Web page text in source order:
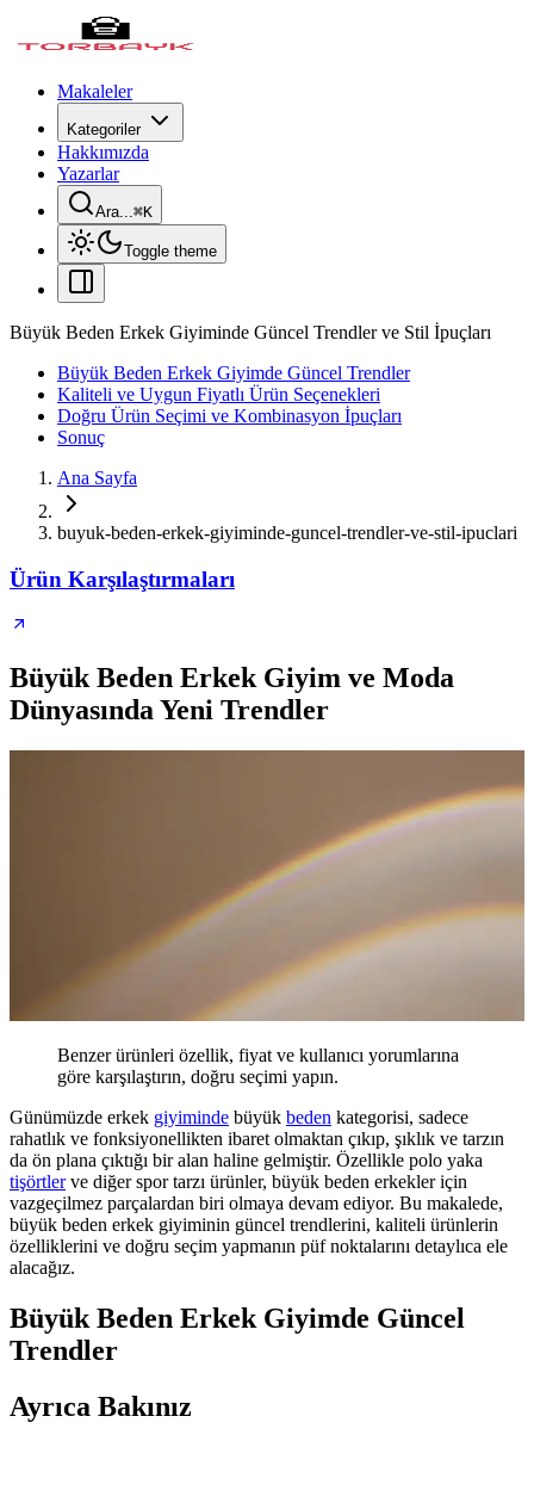
Makaleler
Kategoriler
Hakkımızda
Yazarlar
Ara...⌘K
Toggle theme
Büyük Beden Erkek Giyiminde Güncel Trendler ve Stil İpuçları
Büyük Beden Erkek Giyimde Güncel Trendler
Kaliteli ve Uygun Fiyatlı Ürün Seçenekleri
Doğru Ürün Seçimi ve Kombinasyon İpuçları
Sonuç
Ana Sayfa
buyuk-beden-erkek-giyiminde-guncel-trendler-ve-stil-ipuclari
Ürün Karşılaştırmaları
Büyük Beden Erkek Giyim ve Moda
Dünyasında Yeni Trendler
Benzer ürünleri özellik, fiyat ve kullanıcı yorumlarına
göre karşılaştırın, doğru seçimi yapın.
Günümüzde erkek giyiminde büyük beden kategorisi, sadece
rahatlık ve fonksiyonellikten ibaret olmaktan çıkıp, şıklık ve tarzın
da ön plana çıktığı bir alan haline gelmiştir. Özellikle polo yaka
tişörtlerve diğer spor tarzı ürünler, büyük beden erkekler için
vazgeçilmez parçalardan biri olmaya devam ediyor. Bu makalede,
büyük beden erkek giyiminin güncel trendlerini, kaliteli ürünlerin
özelliklerini ve doğru seçim yapmanın püf noktalarını detaylıca ele
alacağız.
Büyük Beden Erkek Giyimde Güncel
Trendler
Ayrıca Bakınız